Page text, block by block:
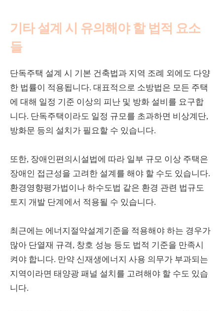
기타 설계 시 유의해야 할 법적 요소
들
단독주택 설계 시 기본 건축법과 지역 조례 외에도 다양
한 법률이 적용됩니다. 대표적으로 소방법은 모든 주택
에 대해 일정 기준 이상의 피난 및 방화 설비를 요구합
니다. 단독주택이라도 일정 규모를 초과하면 비상계단,
방화문 등의 설치가 필요할 수 있습니다.
또한, 장애인편의시설법에 따라 일부 규모 이상 주택은
장애인 접근성을 고려한 설계를 해야 할 수도 있습니다.
환경영향평가법이나 하수도법 같은 환경 관련 법규도
토지 개발 단계에서 적용될 수 있습니다.
최근에는 에너지절약설계기준을 적용해야 하는 경우가
많아 단열재 규격, 창호 성능 등도 법적 기준을 만족시
켜야 합니다. 만약 신재생에너지 사용 의무가 부과되는
지역이라면 태양광 패널 설치를 고려해야 할 수도 있습
니다.